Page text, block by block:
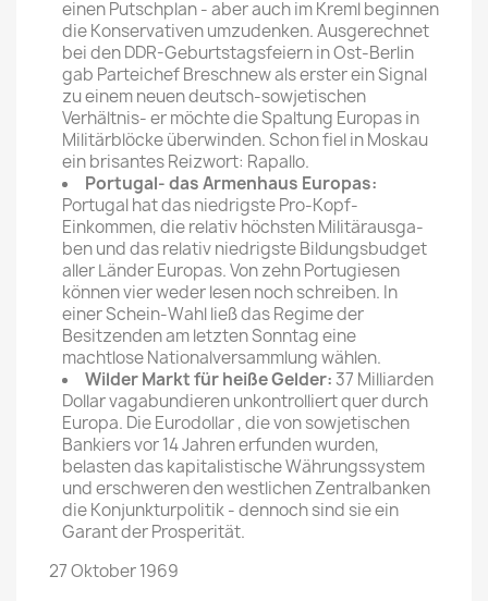
einen Putschplan - aber auch im Kreml beginnen
die Konservativen umzudenken. Ausgerechnet
bei den DDR-Geburtstagsfeiern in Ost-Berlin
gab Parteichef Breschnew als erster ein Signal
zu einem neuen deutsch-sowjetischen
Verhältnis- er möchte die Spaltung Europas in
Militärblöcke über­winden. Schon fiel in Moskau
ein brisantes Reizwort: Rapallo.
Portugal- das Armenhaus Europas:
Portugal hat das niedrigste Pro-Kopf-
Einkommen, die re­lativ höchsten Militärausga­
ben und das relativ niedrigste Bildungsbudget
aller Länder Europas. Von zehn Portugie­sen
können vier weder lesen noch schreiben. In
einer Schein-Wahl ließ das Re­gime der
Besitzenden am letz­ten Sonntag eine
machtlose Nationalversammlung wählen.
Wilder Markt für heiße Gelder:37 Milliarden
Dollar vagabundieren unkontrolliert quer durch
Europa. Die Eurodollar , die von sowjetischen
Bankiers vor 14 Jahren erfunden wurden,
belasten das kapitalistische Wäh­rungssystem
und erschweren den westlichen Zentralbanken
die Konjunkturpolitik - dennoch sind sie ein
Garant der Prosperität.
27 Oktober 1969